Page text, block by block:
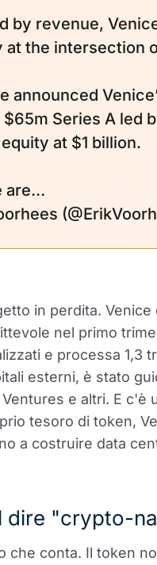
by revenue,
at the intersection
announced
$65m Series A led
at $1 billion.
are…
in perdita.
nel primo
e processa 1,3
esterni, è stato
Ventures e altri. E c'è
tesoro di token,
a costruire data
dire "crypto-
che conta. Il token